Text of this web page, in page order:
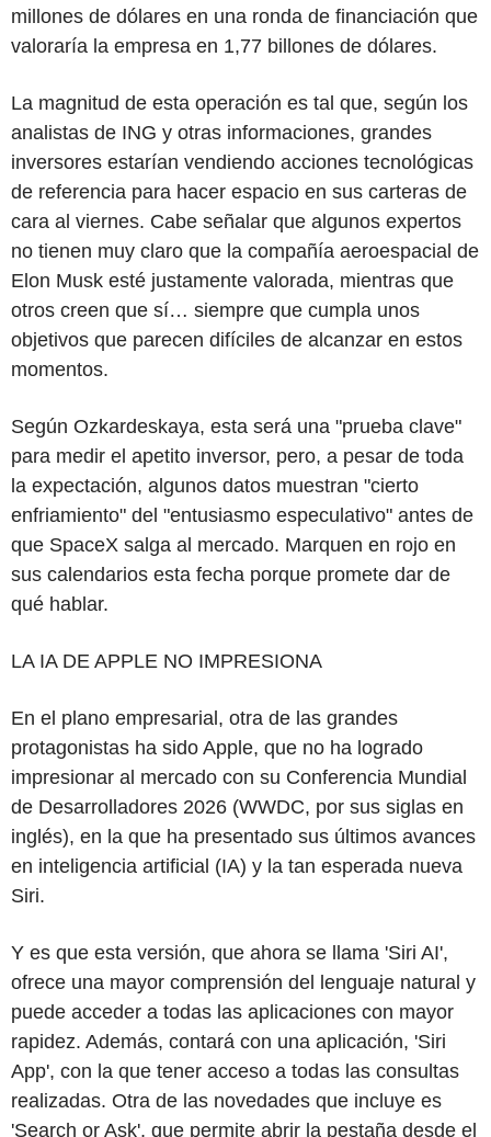
millones de dólares en una ronda de financiación que
valoraría la empresa en 1,77 billones de dólares.
La magnitud de esta operación es tal que, según los
analistas de ING y otras informaciones, grandes
inversores estarían vendiendo acciones tecnológicas
de referencia para hacer espacio en sus carteras de
cara al viernes. Cabe señalar que algunos expertos
no tienen muy claro que la compañía aeroespacial de
Elon Musk esté justamente valorada, mientras que
otros creen que sí… siempre que cumpla unos
objetivos que parecen difíciles de alcanzar en estos
momentos.
Según Ozkardeskaya, esta será una "prueba clave"
para medir el apetito inversor, pero, a pesar de toda
la expectación, algunos datos muestran "cierto
enfriamiento" del "entusiasmo especulativo" antes de
que SpaceX salga al mercado. Marquen en rojo en
sus calendarios esta fecha porque promete dar de
qué hablar.
LA IA DE APPLE NO IMPRESIONA
En el plano empresarial, otra de las grandes
protagonistas ha sido Apple, que no ha logrado
impresionar al mercado con su Conferencia Mundial
de Desarrolladores 2026 (WWDC, por sus siglas en
inglés), en la que ha presentado sus últimos avances
en inteligencia artificial (IA) y la tan esperada nueva
Siri.
Y es que esta versión, que ahora se llama 'Siri AI',
ofrece una mayor comprensión del lenguaje natural y
puede acceder a todas las aplicaciones con mayor
rapidez. Además, contará con una aplicación, 'Siri
App', con la que tener acceso a todas las consultas
realizadas. Otra de las novedades que incluye es
'Search or Ask', que permite abrir la pestaña desde el